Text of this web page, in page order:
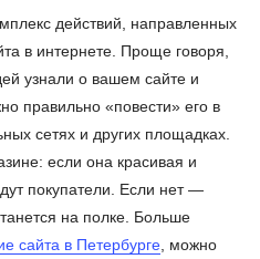
действий, направленных
в интернете. Проще говоря,
узнали о вашем сайте и
правильно «повести» его в
сетях и других площадках.
если она красивая и
покупатели. Если нет —
на полке. Больше
сайта в Петербурге , можно